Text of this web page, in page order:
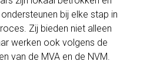
bij elke stap in
Zij bieden niet alleen
werken ook volgens de
van de MVA en de NVM.